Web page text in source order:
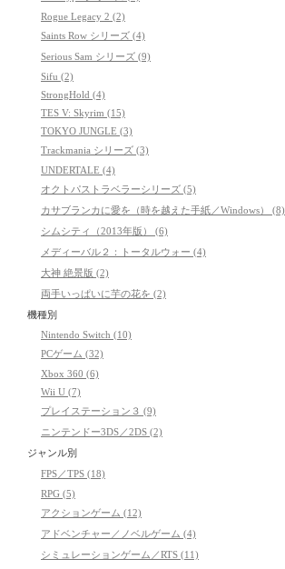
Rogue Legacy 2 (2)
Saints Row シリーズ (4)
Serious Sam シリーズ (9)
Sifu (2)
StrongHold (4)
TES V: Skyrim (15)
TOKYO JUNGLE (3)
Trackmania シリーズ (3)
UNDERTALE (4)
オクトパストラベラーシリーズ (5)
カサブランカに愛を（時を越えた手紙／Windows） (8)
シムシティ（2013年版） (6)
メディーバル２：トータルウォー (4)
大神 絶景版 (2)
両手いっぱいに芋の花を (2)
機種別
Nintendo Switch (10)
PCゲーム (32)
Xbox 360 (6)
Wii U (7)
プレイステーション３ (9)
ニンテンドー3DS／2DS (2)
ジャンル別
FPS／TPS (18)
RPG (5)
アクションゲーム (12)
アドベンチャー／ノベルゲーム (4)
シミュレーションゲーム／RTS (11)